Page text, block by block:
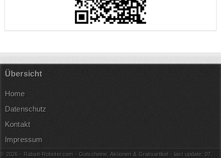
Übersicht
Home
Datenschutz
Kontakt
Impressum
© 2026 - Rabatt-Roboter.com - Gutscheine, Aktionen & Gratisartikel - last update: 07.